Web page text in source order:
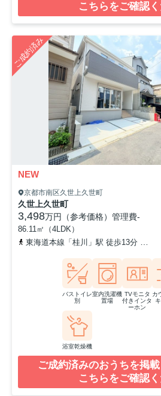
こちらをご確認
ご成約済み
NEW
京都市南区久世上久世町
久世上久世町
3,498万円（参考価格） 管理費-
86.11㎡（4LDK）
東海道本線「桂川」駅 徒歩13分
バストイレ
別
室内洗濯機
置場
TVモニタ
付きインタ
ーホン
カ
浴室乾燥機
ご成約済みのおうちを掲
こちらをご確認